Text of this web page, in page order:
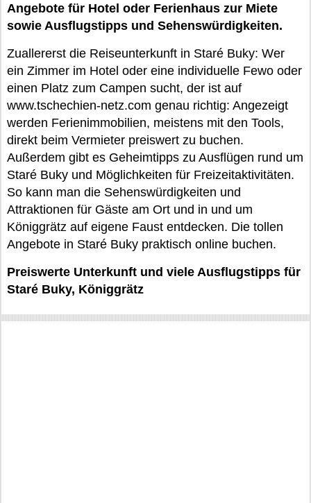
Angebote für Hotel oder Ferienhaus zur Miete
sowie Ausflugstipps und Sehenswürdigkeiten.
Zuallererst die Reiseunterkunft in Staré Buky: Wer
ein Zimmer im Hotel oder eine individuelle Fewo oder
einen Platz zum Campen sucht, der ist auf
www.tschechien-netz.com genau richtig: Angezeigt
werden Ferienimmobilien, meistens mit den Tools,
direkt beim Vermieter preiswert zu buchen.
Außerdem gibt es Geheimtipps zu Ausflügen rund um
Staré Buky und Möglichkeiten für Freizeitaktivitäten.
So kann man die Sehenswürdigkeiten und
Attraktionen für Gäste am Ort und in und um
Königgrätz auf eigene Faust entdecken. Die tollen
Angebote in Staré Buky praktisch online buchen.
Preiswerte Unterkunft und viele Ausflugstipps für
Staré Buky, Königgrätz